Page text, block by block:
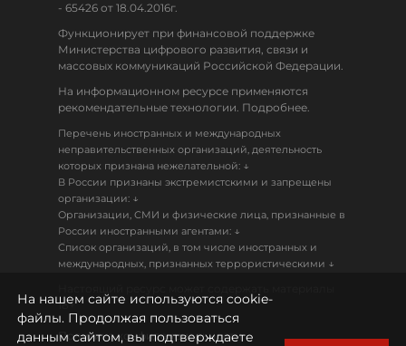
- 65426 от 18.04.2016г.
Функционирует при финансовой поддержке
Министерства цифрового развития, связи и
массовых коммуникаций Российской Федерации.
На информационном ресурсе применяются
рекомендательные технологии. Подробнее.
Перечень иностранных и международных
неправительственных организаций, деятельность
которых признана нежелательной: ↓
В России признаны экстремистскими и запрещены
организации: ↓
Организации, СМИ и физические лица, признанные в
России иностранными агентами: ↓
Список организаций, в том числе иностранных и
международных, признанных террористическими ↓
18+
Политика конфиденциальности
На нашем сайте используются cookie-
файлы. Продолжая пользоваться
данным сайтом, вы подтверждаете